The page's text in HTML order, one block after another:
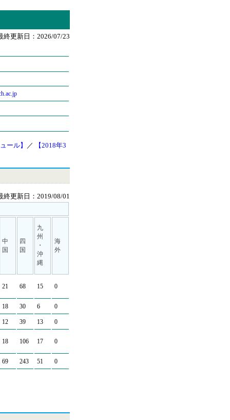
終更新日：2026/07/23
ール】 ／
【2018年3
終更新日：2019/08/01
中
国
四
国
九
州
・
沖
縄
海
外
21 68 15 0
18 30 6 0
12 39 13 0
18 106 17 0
69 243 51 0